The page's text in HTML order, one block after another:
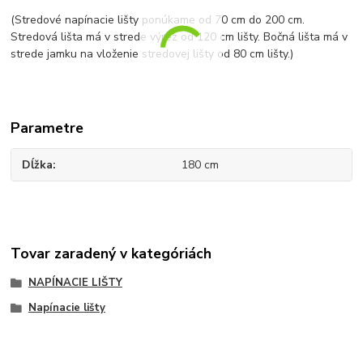
(Stredové napínacie lišty ponúkame od 70 cm do 200 cm.
Stredová lišta má v strede výrez od 120 cm lišty. Bočná lišta má v
strede jamku na vloženie stredovej lišty od 80 cm lišty.)
Parametre
Dĺžka 180 cm
Tovar zaradený v kategóriách
NAPÍNACIE LIŠTY
Napínacie lišty